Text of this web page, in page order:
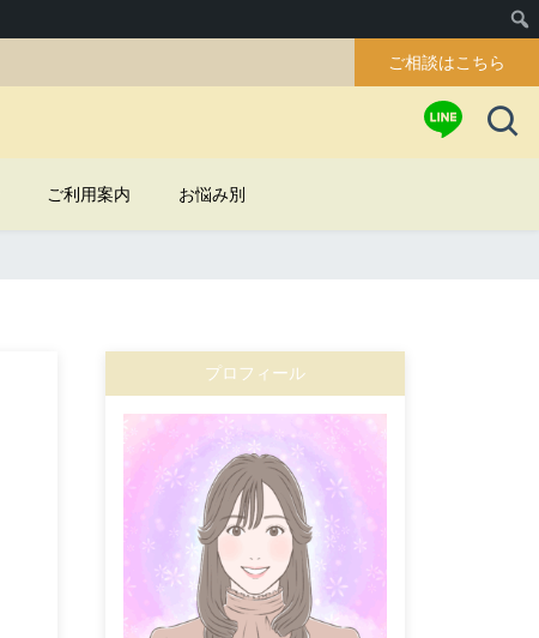
ご相談はこちら
ご利用案内 お悩み別
プロフィール